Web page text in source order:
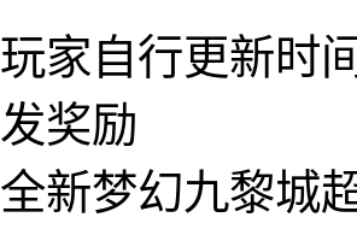
玩家自行更新时
发奖励
全新梦幻九黎城